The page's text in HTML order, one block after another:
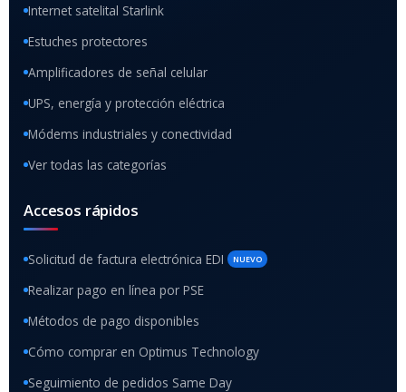
Internet satelital Starlink
Estuches protectores
Amplificadores de señal celular
UPS, energía y protección eléctrica
Módems industriales y conectividad
Ver todas las categorías
Accesos rápidos
Solicitud de factura electrónica EDI NUEVO
Realizar pago en línea por PSE
Métodos de pago disponibles
Cómo comprar en Optimus Technology
Seguimiento de pedidos Same Day